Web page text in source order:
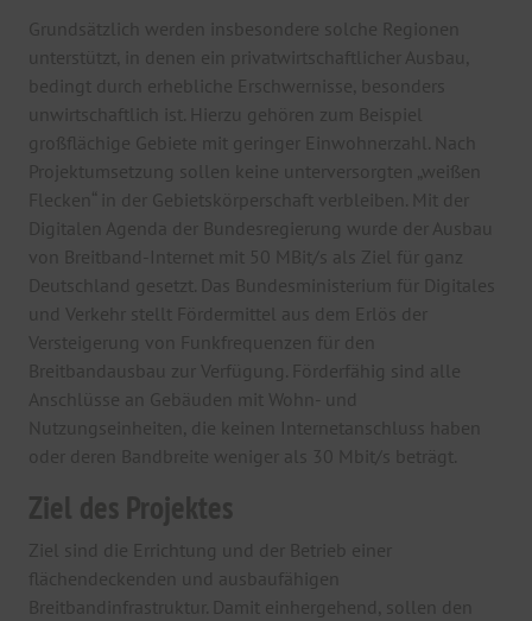
Grundsätzlich werden insbesondere solche Regionen
unterstützt, in denen ein privatwirtschaftlicher Ausbau,
bedingt durch erhebliche Erschwernisse, besonders
unwirtschaftlich ist. Hierzu gehören zum Beispiel
großflächige Gebiete mit geringer Einwohnerzahl. Nach
Projektumsetzung sollen keine unterversorgten „weißen
Flecken“ in der Gebietskörperschaft verbleiben. Mit der
Digitalen Agenda der Bundesregierung wurde der Ausbau
von Breitband-Internet mit 50 MBit/s als Ziel für ganz
Deutschland gesetzt. Das Bundesministerium für Digitales
und Verkehr stellt Fördermittel aus dem Erlös der
Versteigerung von Funkfrequenzen für den
Breitbandausbau zur Verfügung. Förderfähig sind alle
Anschlüsse an Gebäuden mit Wohn- und
Nutzungseinheiten, die keinen Internetanschluss haben
oder deren Bandbreite weniger als 30 Mbit/s beträgt.
Ziel des Projektes
Ziel sind die Errichtung und der Betrieb einer
flächendeckenden und ausbaufähigen
Breitbandinfrastruktur. Damit einhergehend, sollen den